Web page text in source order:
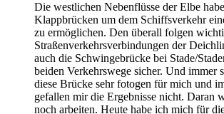
Die westlichen Nebenflüsse der Elbe
Klappbrücken um dem Schiffsverkehr
zu ermöglichen. Den überall folgen
Straßenverkehrsverbindungen der
auch die Schwingebrücke bei Stade/
beiden Verkehrswege sicher. Und immer
diese Brücke sehr fotogen für mich und
gefallen mir die Ergebnisse nicht. Daran
noch arbeiten. Heute habe ich mich für